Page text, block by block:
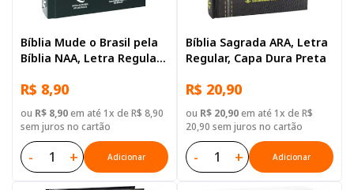
Bíblia Mude o Brasil pela
Bíblia NAA, Letra Regular,
Verde escuro
R$ 8,90
ou R$ 8,90em até 1x de R$ 8,90
sem juros no cartão
- + Adicionar
Bíblia Sagrada ARA, Letra
Regular, Capa Dura Preta
R$ 20,90
ou R$ 20,90em até 1x de R$
20,90 sem juros no cartão
- + Adicionar